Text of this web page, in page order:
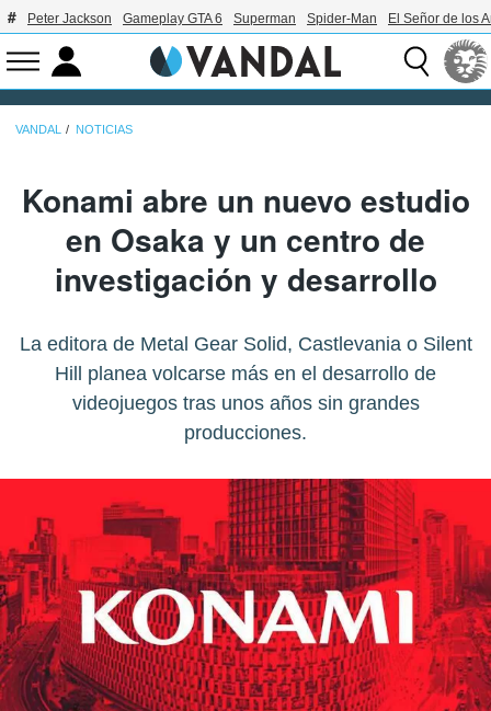
Peter Jackson Gameplay GTA 6 Superman Spider-Man El Señor de los
VANDAL NOTICIAS
Konami abre un nuevo estudio
en Osaka y un centro de
investigación y desarrollo
La editora de Metal Gear Solid, Castlevania o Silent
Hill planea volcarse más en el desarrollo de
videojuegos tras unos años sin grandes
producciones.